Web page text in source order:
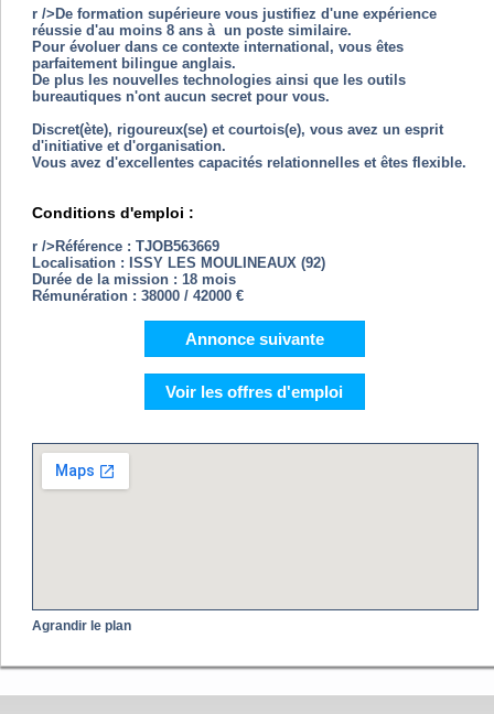
r />De formation supérieure vous justifiez d'une expérience
réussie d'au moins 8 ans à un poste similaire.
Pour évoluer dans ce contexte international, vous êtes
parfaitement bilingue anglais.
De plus les nouvelles technologies ainsi que les outils
bureautiques n'ont aucun secret pour vous.
Discret(ète), rigoureux(se) et courtois(e), vous avez un esprit
d'initiative et d'organisation.
Vous avez d'excellentes capacités relationnelles et êtes flexible.
Conditions d'emploi :
r />Référence : TJOB563669
Localisation : ISSY LES MOULINEAUX (92)
Durée de la mission : 18 mois
Rémunération : 38000 / 42000 €
Annonce suivante
Voir les offres d'emploi
Agrandir le plan